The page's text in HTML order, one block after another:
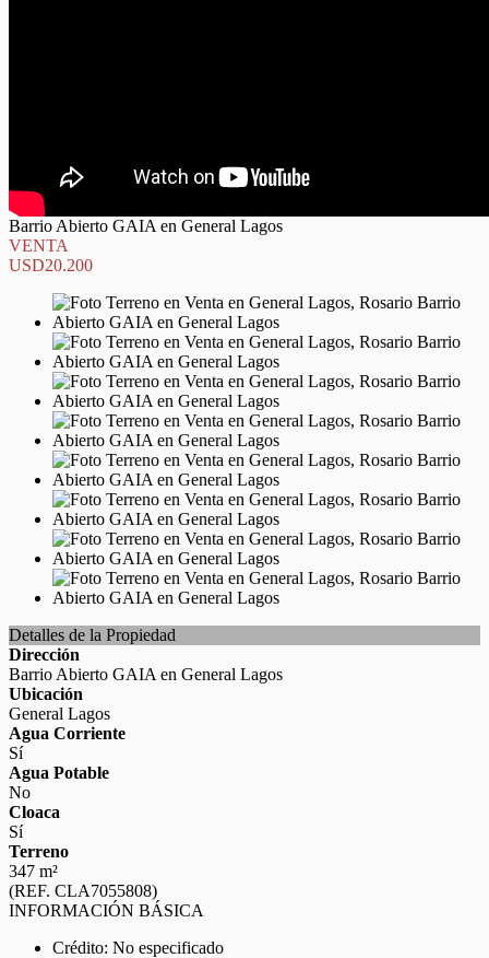
Barrio Abierto GAIA en General Lagos
VENTA
USD20.200
Detalles de la Propiedad
Dirección
Barrio Abierto GAIA en General Lagos
Ubicación
General Lagos
Agua Corriente
Sí
Agua Potable
No
Cloaca
Sí
Terreno
347 m²
(REF. CLA7055808)
INFORMACIÓN BÁSICA
Crédito: No especificado